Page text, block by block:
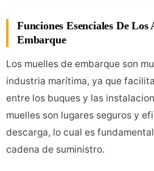
Funciones Esenciales De Los
Embarque
Los muelles de embarque son
industria marítima, ya que
entre los buques y las
muelles son lugares seguros y
descarga, lo cual es
cadena de suministro.